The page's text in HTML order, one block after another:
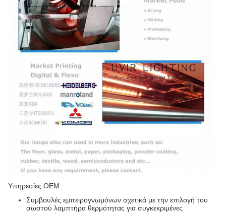
Υπηρεσίες OEM
Συμβουλές εμπειρογνωμόνων σχετικά με την επιλογή του
σωστού λαμπτήρα θερμότητας για συγκεκριμένες